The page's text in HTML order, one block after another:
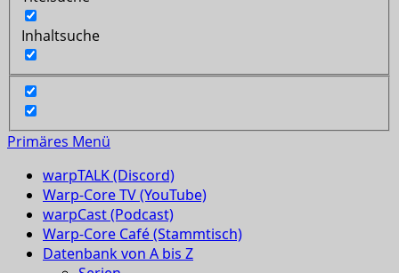
Inhaltsuche
Primäres Menü
warpTALK (Discord)
Warp-Core TV (YouTube)
warpCast (Podcast)
Warp-Core Café (Stammtisch)
Datenbank von A bis Z